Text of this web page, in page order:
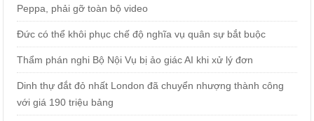
Peppa, phải gỡ toàn bộ video
Đức có thể khôi phục chế độ nghĩa vụ quân sự bắt buộc
Thẩm phán nghi Bộ Nội Vụ bị ảo giác AI khi xử lý đơn
Dinh thự đắt đỏ nhất London đã chuyển nhượng thành công
với giá 190 triệu bảng